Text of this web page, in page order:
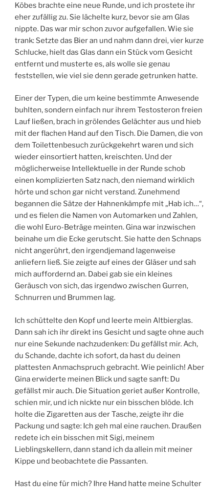
Köbes brachte eine neue Runde, und ich prostete ihr
eher zufällig zu. Sie lächelte kurz, bevor sie am Glas
nippte. Das war mir schon zuvor aufgefallen. Wie sie
trank: Setzte das Bier an und nahm dann drei, vier kurze
Schlucke, hielt das Glas dann ein Stück vom Gesicht
entfernt und musterte es, als wolle sie genau
feststellen, wie viel sie denn gerade getrunken hatte.
Einer der Typen, die um keine bestimmte Anwesende
buhlten, sondern einfach nur ihrem Testosteron freien
Lauf ließen, brach in grölendes Gelächter aus und hieb
mit der flachen Hand auf den Tisch. Die Damen, die von
dem Toilettenbesuch zurückgekehrt waren und sich
wieder einsortiert hatten, kreischten. Und der
möglicherweise Intellektuelle in der Runde schob
einen komplizierten Satz nach, den niemand wirklich
hörte und schon gar nicht verstand. Zunehmend
begannen die Sätze der Hahnenkämpfe mit „Hab ich…“,
und es fielen die Namen von Automarken und Zahlen,
die wohl Euro-Beträge meinten. Gina war inzwischen
beinahe um die Ecke gerutscht. Sie hatte den Schnaps
nicht angerührt, den irgendjemand lagenweise
anliefern ließ. Sie zeigte auf eines der Gläser und sah
mich auffordernd an. Dabei gab sie ein kleines
Geräusch von sich, das irgendwo zwischen Gurren,
Schnurren und Brummen lag.
Ich schüttelte den Kopf und leerte mein Altbierglas.
Dann sah ich ihr direkt ins Gesicht und sagte ohne auch
nur eine Sekunde nachzudenken: Du gefällst mir. Ach,
du Schande, dachte ich sofort, da hast du deinen
plattesten Anmachspruch gebracht. Wie peinlich! Aber
Gina erwiderte meinen Blick und sagte sanft: Du
gefällst mir auch. Die Situation geriet außer Kontrolle,
schien mir, und ich nickte nur ein bisschen blöde. Ich
holte die Zigaretten aus der Tasche, zeigte ihr die
Packung und sagte: Ich geh mal eine rauchen. Draußen
redete ich ein bisschen mit Sigi, meinem
Lieblingskellern, dann stand ich da allein mit meiner
Kippe und beobachtete die Passanten.
Hast du eine für mich? Ihre Hand hatte meine Schulter